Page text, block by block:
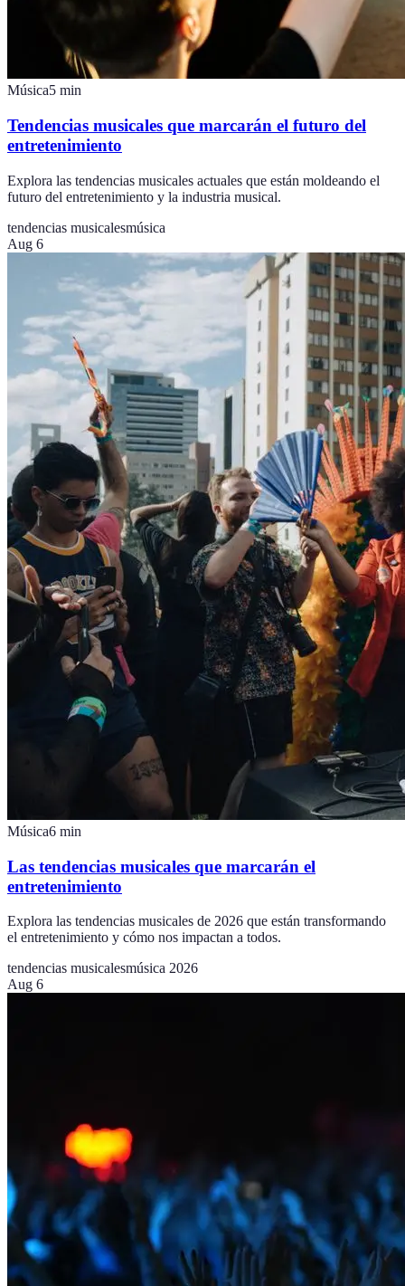
Música5 min
Tendencias musicales que marcarán el futuro del
entretenimiento
Explora las tendencias musicales actuales que están moldeando el
futuro del entretenimiento y la industria musical.
tendencias musicalesmúsica
Aug 6
Música6 min
Las tendencias musicales que marcarán el
entretenimiento
Explora las tendencias musicales de 2026 que están transformando
el entretenimiento y cómo nos impactan a todos.
tendencias musicalesmúsica 2026
Aug 6